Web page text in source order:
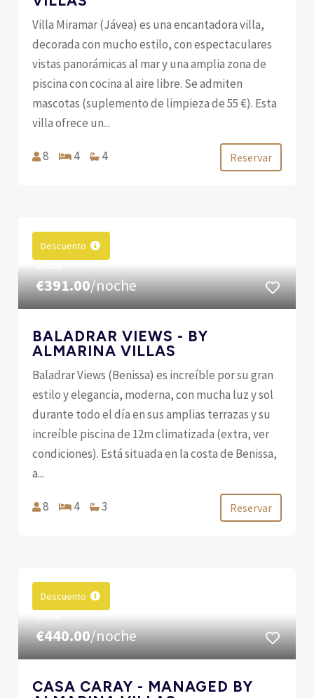
Villa Miramar (Jávea) es una encantadora villa,
decorada con mucho estilo, con espectaculares
vistas panorámicas al mar y una amplia zona de
piscina con cocina al aire libre. Se admiten
mascotas (suplemento de limpieza de 55 €). Esta
villa ofrece un...
8 4 4 Reservar
Descuento
€391.00/noche
BALADRAR VIEWS - BY
ALMARINA VILLAS
Baladrar Views (Benissa) es increíble por su gran
estilo y elegancia, moderna, con mucha luz y sol
durante todo el día en sus amplias terrazas y su
increíble piscina de 12m climatizada (extra, ver
condiciones). Está situada en la costa de Benissa,
a...
8 4 3 Reservar
Descuento
€440.00/noche
CASA CARAY - MANAGED BY